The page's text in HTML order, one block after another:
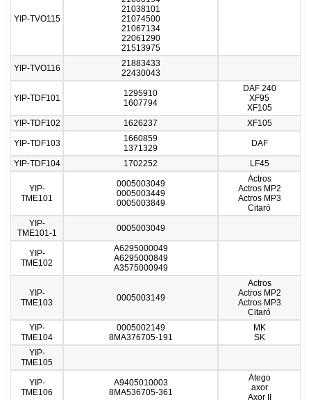
YIP-TVO115
21038101
21074500
21067134
22061290
21513975
YIP-TVO116
21883433
22430043
YIP-TDF101
1295910
1607794
DAF 240
XF95
XF105
YIP-TDF102
1626237 XF105
YIP-TDF103
1660859
1371329
DAF
YIP-TDF104 1702252 LF45
YIP-
TME101
0005003049
0005003449
0005003849
Actros
Actros MP2
Actros MP3
Citaró
YIP-
TME101-1
0005003049
YIP-
TME102
A6295000049
A6295000849
A3575000949
YIP-
TME103
0005003149
Actros
Actros MP2
Actros MP3
Citaró
YIP-
TME104
0005002149
8MA376705-191
MK
SK
YIP-
TME105
YIP-
TME106
A9405010003
8MA536705-361
Atego
axor
Axor II